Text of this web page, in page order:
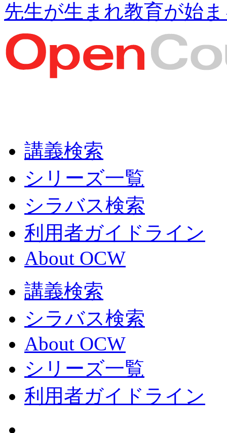
先生が生まれ教育が始
講義検索
シリーズ一覧
シラバス検索
利用者ガイドライン
About OCW
講義検索
シラバス検索
About OCW
シリーズ一覧
利用者ガイドライン